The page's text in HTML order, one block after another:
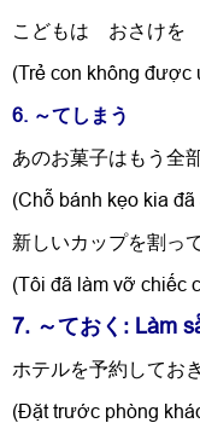
こどもは おさけを
(Trẻ con không được
6. ～てしまう
あのお菓子はもう全
(Chỗ bánh kẹo kia
新しいカップを割っ
(Tôi đã làm vỡ chiếc
7. ～ておく: Làm
ホテルを予約してお
(Đặt trước phòng